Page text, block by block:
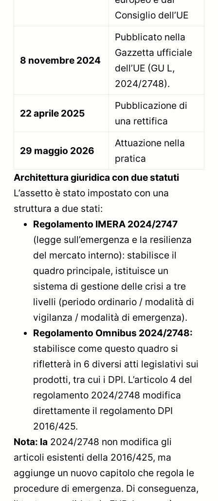
Consiglio dell’UE
8 novembre 2024
Pubblicato nella
Gazzetta ufficiale
dell’UE (GU L,
2024/2748).
22 aprile 2025
Pubblicazione di
una rettifica
29 maggio 2026
Attuazione nella
pratica
Architettura giuridica con due statuti
L’assetto è stato impostato con una
struttura a due stati:
Regolamento IMERA 2024/2747
(legge sull’emergenza e la resilienza
del mercato interno): stabilisce il
quadro principale, istituisce un
sistema di gestione delle crisi a tre
livelli (periodo ordinario / modalità di
vigilanza / modalità di emergenza).
Regolamento Omnibus 2024/2748:
stabilisce come questo quadro si
rifletterà in 6 diversi atti legislativi sui
prodotti, tra cui i DPI. L’articolo 4 del
regolamento 2024/2748 modifica
direttamente il regolamento DPI
2016/425.
Nota: la 2024/2748 non modifica gli
articoli esistenti della 2016/425, ma
aggiunge un nuovo capitolo che regola le
procedure di emergenza. Di conseguenza,